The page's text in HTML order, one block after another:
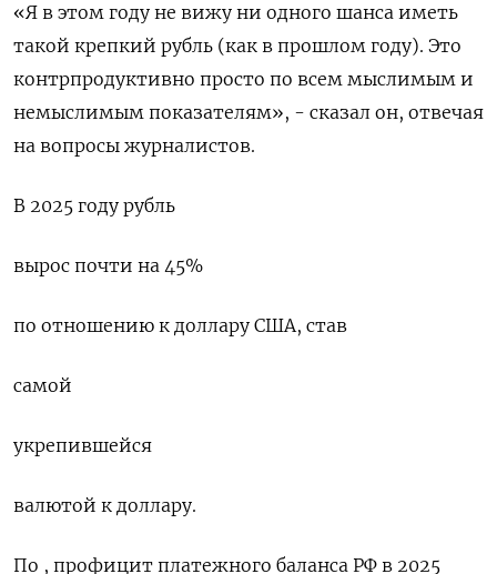
«Я в этом году не вижу ни ‌одного шанса иметь
такой крепкий рубль (как в прошлом году). Это
контрпродуктивно просто по всем мыслимым и
немыслимым показателям», - сказал он, отвечая
на вопросы журналистов.
В 2025 году рубль
вырос почти на 45%
по отношению к доллару США, став
самой
укрепившейся
валютой к доллару.
По , ​профицит платежного баланса РФ в 2025 ​